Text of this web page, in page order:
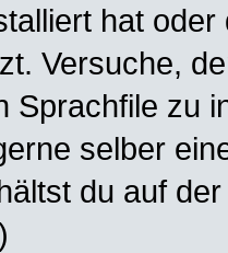
hat
Versuche,
Sprachfile zu
selber
du auf